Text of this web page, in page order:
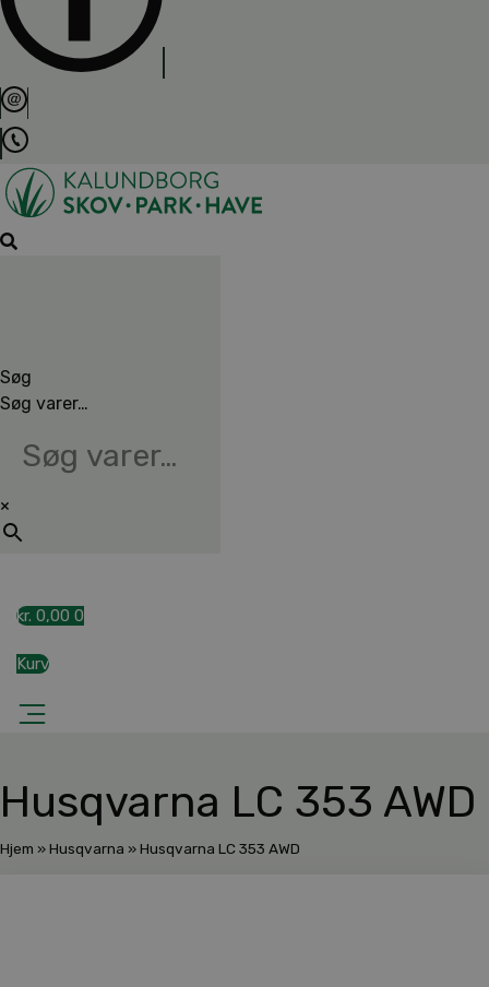
Søg
Søg varer…
×
kr. 0,00 0
Kurv
Husqvarna LC 353 AWD
Hjem »Husqvarna »Husqvarna LC 353 AWD